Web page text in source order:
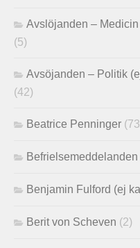
Avslöjanden –
(5)
Avsöjanden – Politik
(42)
Beatrice Penninger
Befrielsemeddelanden
Benjamin Fulford (ej
Berit von Scheven (2)